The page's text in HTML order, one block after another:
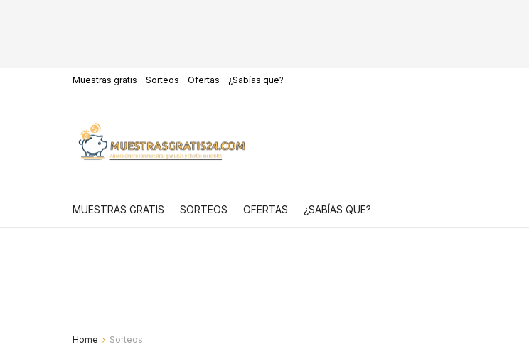
Muestras gratis Sorteos Ofertas ¿Sabías que?
MUESTRAS GRATIS SORTEOS OFERTAS ¿SABÍAS QUE?
Home Sorteos